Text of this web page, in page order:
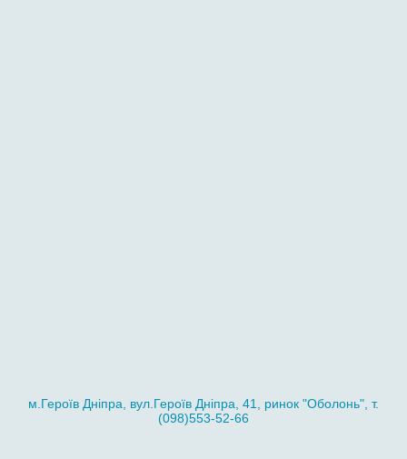
м.Героїв Дніпра, вул.Героїв Дніпра, 41, ринок "Оболонь", т.
(098)553-52-66